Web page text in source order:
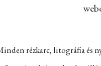
rézkarc, litográfia és